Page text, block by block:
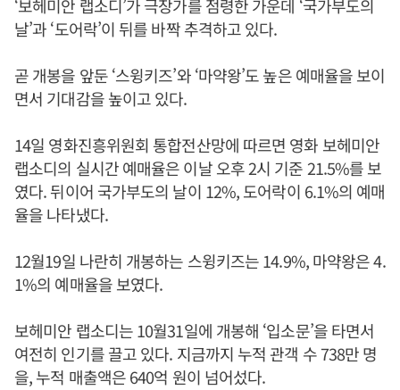
‘보헤미안 랩소디’가 극장가를 점령한 가운데 ‘국가부도의
날’과 ‘도어락’이 뒤를 바짝 추격하고 있다.
곧 개봉을 앞둔 ‘스윙키즈’와 ‘마약왕’도 높은 예매율을 보이
면서 기대감을 높이고 있다.
14일 영화진흥위원회 통합전산망에 따르면 영화 보헤미안
랩소디의 실시간 예매율은 이날 오후 2시 기준 21.5%를 보
였다. 뒤이어 국가부도의 날이 12%, 도어락이 6.1%의 예매
율을 나타냈다.
12월19일 나란히 개봉하는 스윙키즈는 14.9%, 마약왕은 4.
1%의 예매율을 보였다.
보헤미안 랩소디는 10월31일에 개봉해 ‘입소문’을 타면서
여전히 인기를 끌고 있다. 지금까지 누적 관객 수 738만 명
을, 누적 매출액은 640억 원이 넘어섰다.